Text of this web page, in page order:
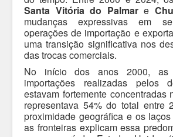
Santa Vitória do Palmare
mudanças expressivas em
operações de importação e
uma transição significativa nos
das trocas comerciais.
No início dos anos 2000, as
importações realizadas pelos
estavam fortemente concentradas
representava 54% do total entre
proximidade geográfica e os
as fronteiras explicam essa